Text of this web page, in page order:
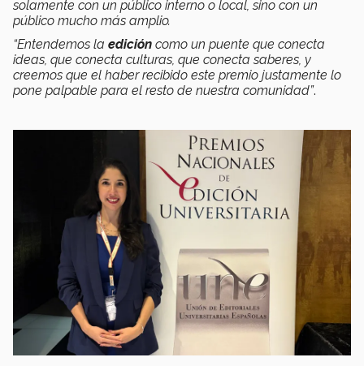
solamente con un público interno o local, sino con un
público mucho más amplio.
“Entendemos la edición como un puente que conecta
ideas, que conecta culturas, que conecta saberes, y
creemos que el haber recibido este premio justamente lo
pone palpable para el resto de nuestra comunidad”.